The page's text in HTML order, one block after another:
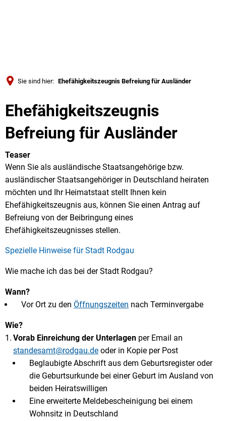
Български
Sie sind hier: Ehefähigkeitszeugnis Befreiung für Ausländer
Ehefähigkeitszeugnis
Befreiung für Ausländer
Teaser
Wenn Sie als ausländische Staatsangehörige bzw.
ausländischer Staatsangehöriger in Deutschland heiraten
möchten und Ihr Heimatstaat stellt Ihnen kein
Ehefähigkeitszeugnis aus, können Sie einen Antrag auf
Befreiung von der Beibringung eines
Ehefähigkeitszeugnisses stellen.
Spezielle Hinweise für Stadt Rodgau
Wie mache ich das bei der Stadt Rodgau?
Wann?
Vor Ort zu den Öffnungszeiten nach Terminvergabe
Wie?
Vorab Einreichung der Unterlagen per Email an
standesamt@rodgau.de oder in Kopie per Post
Beglaubigte Abschrift aus dem Geburtsregister oder
die Geburtsurkunde bei einer Geburt im Ausland von
beiden Heiratswilligen
Eine erweiterte Meldebescheinigung bei einem
Wohnsitz in Deutschland